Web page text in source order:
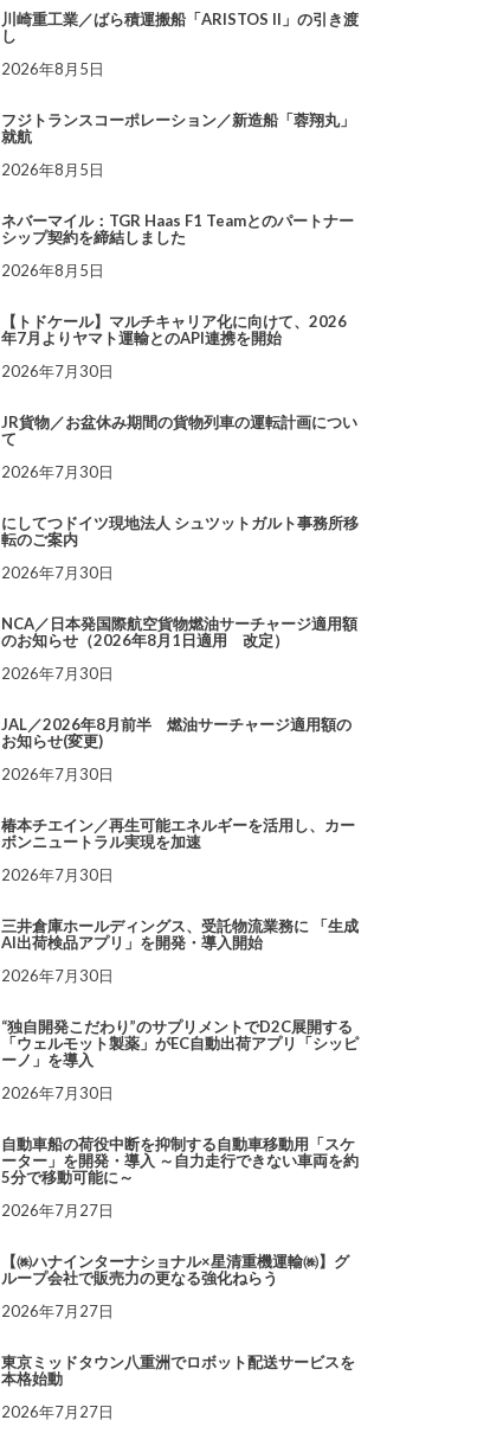
川崎重工業／ばら積運搬船「ARISTOS II」の引き渡
し
2026年8月5日
フジトランスコーポレーション／新造船「蓉翔丸」
就航
2026年8月5日
ネバーマイル：TGR Haas F1 Teamとのパートナー
シップ契約を締結しました
2026年8月5日
【トドケール】マルチキャリア化に向けて、2026
年7月よりヤマト運輸とのAPI連携を開始
2026年7月30日
JR貨物／お盆休み期間の貨物列車の運転計画につい
て
2026年7月30日
にしてつドイツ現地法人 シュツットガルト事務所移
転のご案内
2026年7月30日
NCA／日本発国際航空貨物燃油サーチャージ適用額
のお知らせ（2026年8月1日適用 改定）
2026年7月30日
JAL／2026年8月前半 燃油サーチャージ適用額の
お知らせ(変更)
2026年7月30日
椿本チエイン／再生可能エネルギーを活用し、カー
ボンニュートラル実現を加速
2026年7月30日
三井倉庫ホールディングス、受託物流業務に 「生成
AI出荷検品アプリ」を開発・導入開始
2026年7月30日
“独自開発こだわり”のサプリメントでD2C展開する
「ウェルモット製薬」がEC自動出荷アプリ「シッピ
ーノ」を導入
2026年7月30日
自動車船の荷役中断を抑制する自動車移動用「スケ
ーター」を開発・導入 ～自力走行できない車両を約
5分で移動可能に～
2026年7月27日
【㈱ハナインターナショナル×星清重機運輸㈱】グ
ループ会社で販売力の更なる強化ねらう
2026年7月27日
東京ミッドタウン八重洲でロボット配送サービスを
本格始動
2026年7月27日